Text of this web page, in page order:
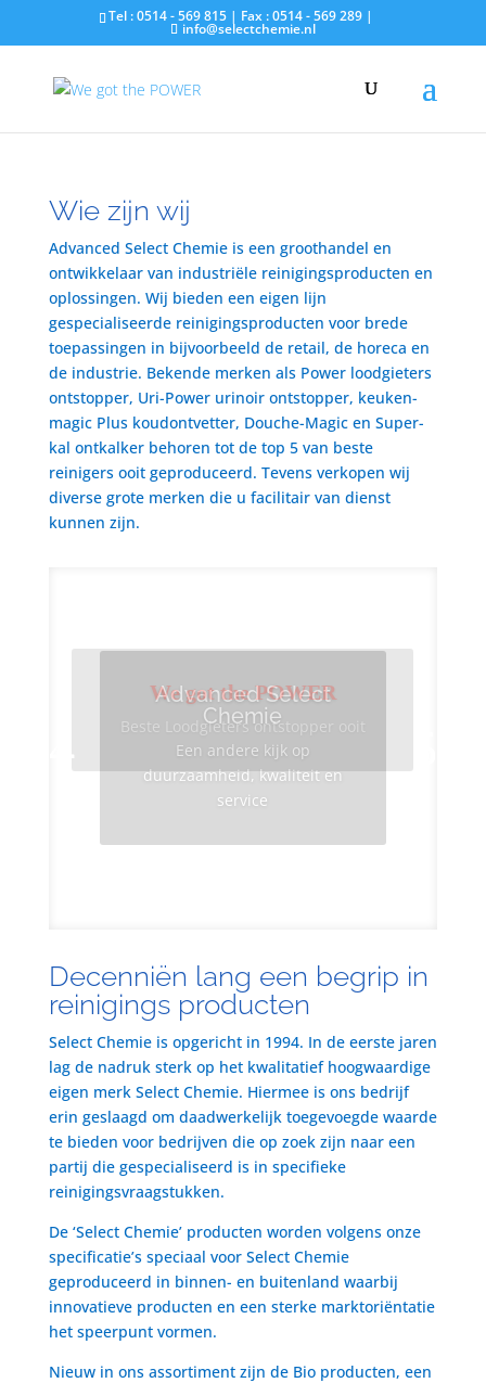
Tel : 0514 - 569 815 | Fax : 0514 - 569 289 |
info@selectchemie.nl
Wie zijn wij
Advanced Select Chemie is een groothandel en
ontwikkelaar van industriële reinigingsproducten en
oplossingen. Wij bieden een eigen lijn
gespecialiseerde reinigingsproducten voor brede
toepassingen in bijvoorbeeld de retail, de horeca en
de industrie. Bekende merken als Power loodgieters
ontstopper, Uri-Power urinoir ontstopper, keuken-
magic Plus koudontvetter, Douche-Magic en Super-
kal ontkalker behoren tot de top 5 van beste
reinigers ooit geproduceerd. Tevens verkopen wij
diverse grote merken die u facilitair van dienst
kunnen zijn.
Advanced Select
Chemie
Een andere kijk op
duurzaamheid, kwaliteit en
service
We got the POWER
Beste Loodgieters ontstopper ooit
Decenniën lang een begrip in
reinigings producten
Select Chemie is opgericht in 1994. In de eerste jaren
lag de nadruk sterk op het kwalitatief hoogwaardige
eigen merk Select Chemie. Hiermee is ons bedrijf
erin geslaagd om daadwerkelijk toegevoegde waarde
te bieden voor bedrijven die op zoek zijn naar een
partij die gespecialiseerd is in specifieke
reinigingsvraagstukken.
De ‘Select Chemie’ producten worden volgens onze
specificatie’s speciaal voor Select Chemie
geproduceerd in binnen- en buitenland waarbij
innovatieve producten en een sterke marktoriëntatie
het speerpunt vormen.
Nieuw in ons assortiment zijn de Bio producten, een